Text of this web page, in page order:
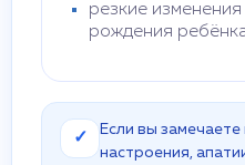
резкие
рождения
✓
Если вы
настроения,